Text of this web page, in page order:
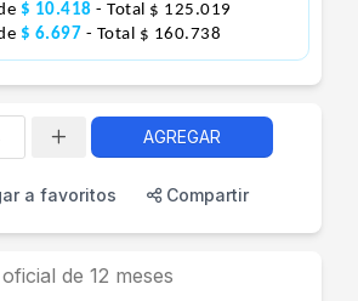
$ 10.418 - Total $ 125.019
$ 6.697 - Total $ 160.738
AGREGAR
a favoritos Compartir
de 12 meses